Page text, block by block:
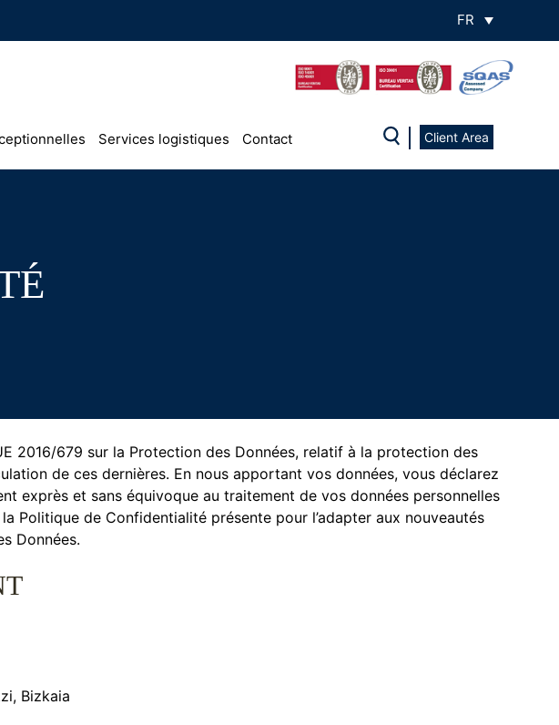
FR
Services logistiques Contact Client Area
2016/679 sur la Protection des Données, relatif à la protection des
de ces dernières. En nous apportant vos données, vous déclarez
exprès et sans équivoque au traitement de vos données personnelles
Politique de Confidentialité présente pour l’adapter aux nouveautés
Données.
Bizkaia